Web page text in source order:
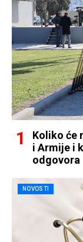
Koliko će
i Armije i
odgovora
NOVOSTI